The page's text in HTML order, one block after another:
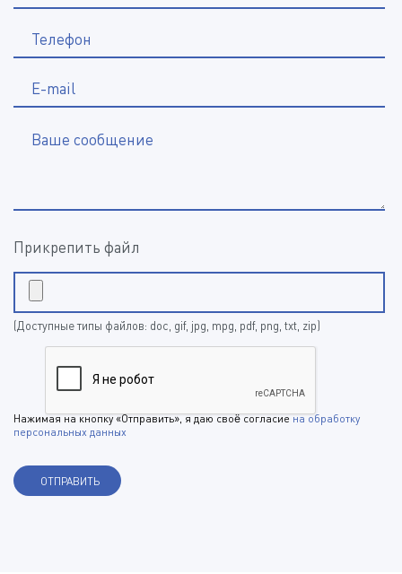
Телефон
E-mail
Ваше сообщение
Прикрепить файл
(Доступные типы файлов: doc, gif, jpg, mpg, pdf, png, txt, zip)
Нажимая на кнопку «Отправить», я даю своё согласиена обработку
персональных данных